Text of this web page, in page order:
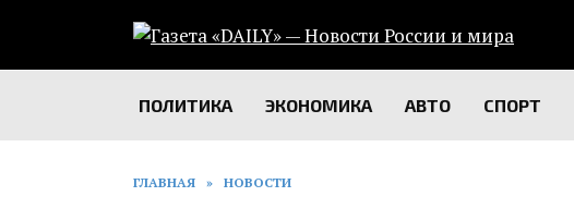
содержанию
ПОЛИТИКА ЭКОНОМИКА АВТО СПОРТ
ГЛАВНАЯ » НОВОСТИ